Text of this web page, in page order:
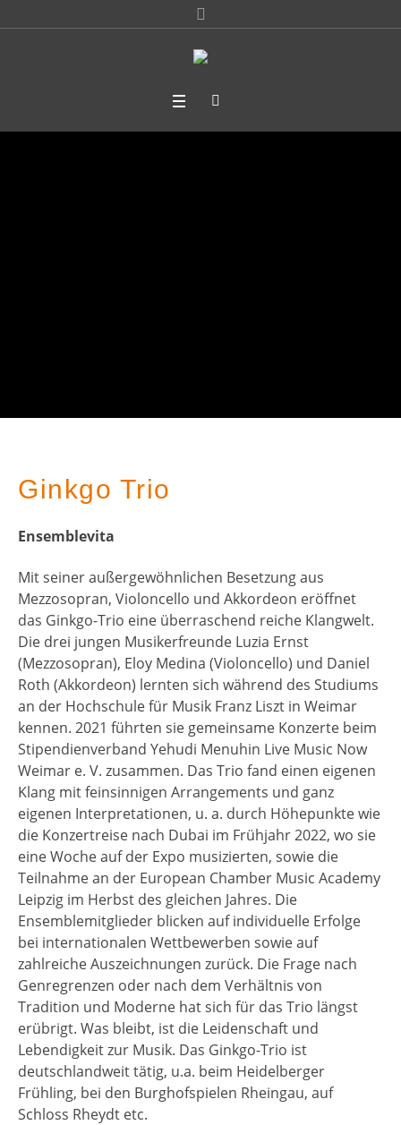
Ginkgo Trio
Ensemblevita
Mit seiner außergewöhnlichen Besetzung aus
Mezzosopran, Violoncello und Akkordeon eröffnet
das Ginkgo-Trio eine überraschend reiche Klangwelt.
Die drei jungen Musikerfreunde Luzia Ernst
(Mezzosopran), Eloy Medina (Violoncello) und Daniel
Roth (Akkordeon) lernten sich während des Studiums
an der Hochschule für Musik Franz Liszt in Weimar
kennen. 2021 führten sie gemeinsame Konzerte beim
Stipendienverband Yehudi Menuhin Live Music Now
Weimar e. V. zusammen. Das Trio fand einen eigenen
Klang mit feinsinnigen Arrangements und ganz
eigenen Interpretationen, u. a. durch Höhepunkte wie
die Konzertreise nach Dubai im Frühjahr 2022, wo sie
eine Woche auf der Expo musizierten, sowie die
Teilnahme an der European Chamber Music Academy
Leipzig im Herbst des gleichen Jahres. Die
Ensemblemitglieder blicken auf individuelle Erfolge
bei internationalen Wettbewerben sowie auf
zahlreiche Auszeichnungen zurück. Die Frage nach
Genregrenzen oder nach dem Verhältnis von
Tradition und Moderne hat sich für das Trio längst
erübrigt. Was bleibt, ist die Leidenschaft und
Lebendigkeit zur Musik. Das Ginkgo-Trio ist
deutschlandweit tätig, u.a. beim Heidelberger
Frühling, bei den Burghofspielen Rheingau, auf
Schloss Rheydt etc.